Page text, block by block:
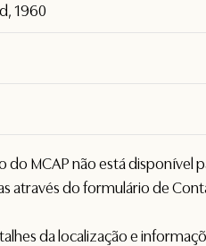
1960
do MCAP não está disponível
através do formulário de
da localização e